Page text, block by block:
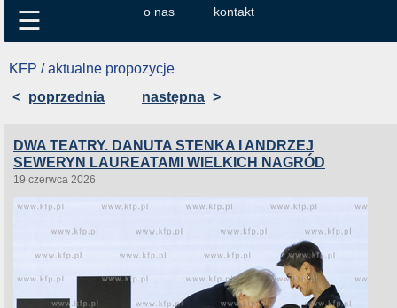
o nas kontakt
☰
KFP / aktualne propozycje
< poprzednia następna >
DWA TEATRY. DANUTA STENKA I ANDRZEJ
SEWERYN LAUREATAMI WIELKICH NAGRÓD
19 czerwca 2026